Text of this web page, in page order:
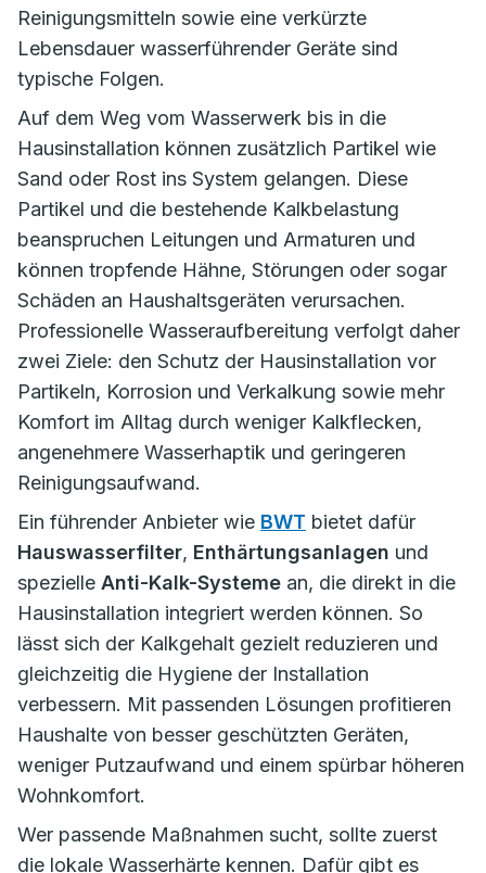
Reinigungsmitteln sowie eine verkürzte
Lebensdauer wasserführender Geräte sind
typische Folgen.
Auf dem Weg vom Wasserwerk bis in die
Hausinstallation können zusätzlich Partikel wie
Sand oder Rost ins System gelangen. Diese
Partikel und die bestehende Kalkbelastung
beanspruchen Leitungen und Armaturen und
können tropfende Hähne, Störungen oder sogar
Schäden an Haushaltsgeräten verursachen.
Professionelle Wasseraufbereitung verfolgt daher
zwei Ziele: den Schutz der Hausinstallation vor
Partikeln, Korrosion und Verkalkung sowie mehr
Komfort im Alltag durch weniger Kalkflecken,
angenehmere Wasserhaptik und geringeren
Reinigungsaufwand.
Ein führender Anbieter wie BWT bietet dafür
Hauswasserfilter, Enthärtungsanlagen und
spezielle Anti-Kalk-Systeme an, die direkt in die
Hausinstallation integriert werden können. So
lässt sich der Kalkgehalt gezielt reduzieren und
gleichzeitig die Hygiene der Installation
verbessern. Mit passenden Lösungen profitieren
Haushalte von besser geschützten Geräten,
weniger Putzaufwand und einem spürbar höheren
Wohnkomfort.
Wer passende Maßnahmen sucht, sollte zuerst
die lokale Wasserhärte kennen. Dafür gibt es